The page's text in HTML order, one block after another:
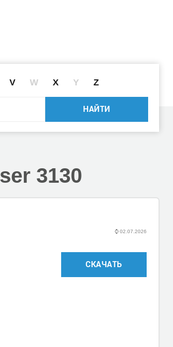
V W X Y Z
НАЙТИ
3130
⌚02.07.2026
СКАЧАТЬ